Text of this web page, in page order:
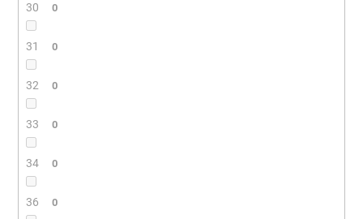
30 0
31 0
32 0
33 0
34 0
36 0